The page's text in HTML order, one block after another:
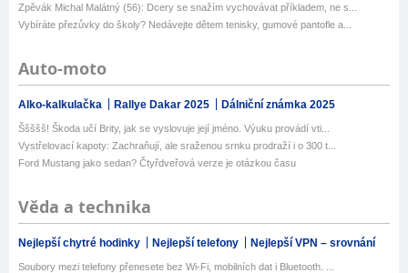
Zpěvák Michal Malátný (56): Dcery se snažím vychovávat příkladem, ne s...
Vybíráte přezůvky do školy? Nedávejte dětem tenisky, gumové pantofle a...
Auto-moto
Alko-kalkulačka Rallye Dakar 2025 Dálniční známka 2025
Ššššš! Škoda učí Brity, jak se vyslovuje její jméno. Výuku provádí vti...
Vystřelovací kapoty: Zachraňují, ale sraženou srnku prodraží i o 300 t...
Ford Mustang jako sedan? Čtyřdveřová verze je otázkou času
Věda a technika
Nejlepší chytré hodinky Nejlepší telefony Nejlepší VPN – srovnání
Soubory mezi telefony přenesete bez Wi-Fi, mobilních dat i Bluetooth. ...